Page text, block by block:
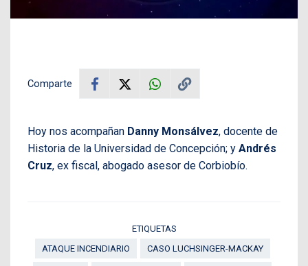
Comparte
Hoy nos acompañan Danny Monsálvez, docente de
Historia de la Universidad de Concepción; y Andrés
Cruz, ex fiscal, abogado asesor de Corbiobío.
ETIQUETAS
ATAQUE INCENDIARIO
CASO LUCHSINGER-MACKAY